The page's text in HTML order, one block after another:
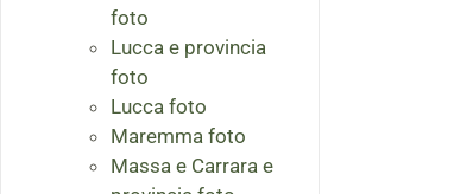
foto
Lucca e provincia
foto
Lucca foto
Maremma foto
Massa e Carrara e